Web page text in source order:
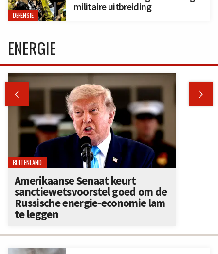
DEFENSIE
militaire uitbreiding
ENERGIE
 
BUITENLAND
Amerikaanse Senaat keurt
sanctiewetsvoorstel goed om de
Russische energie-economie lam
te leggen